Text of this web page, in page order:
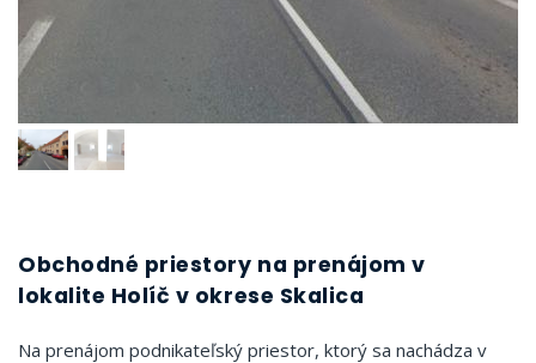
Obchodné priestory na prenájom v
lokalite Holíč v okrese Skalica
Na prenájom podnikateľský priestor, ktorý sa nachádza v